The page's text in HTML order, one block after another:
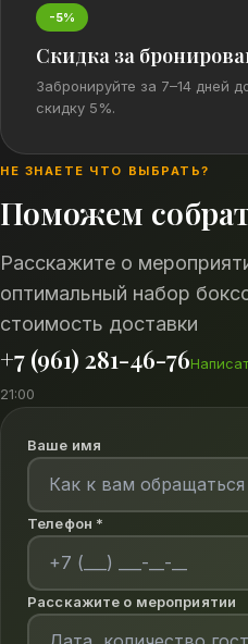
-5%
Скидка за
Забронируйте за 7–14 дней
скидку 5%.
НЕ ЗНАЕТЕ ЧТО ВЫБРАТЬ?
Поможем
Расскажите о
оптимальный набор
стоимость доставки
+7 (961) 281-46-76
21:00
Ваше имя
Телефон *
Расскажите о мероприятии